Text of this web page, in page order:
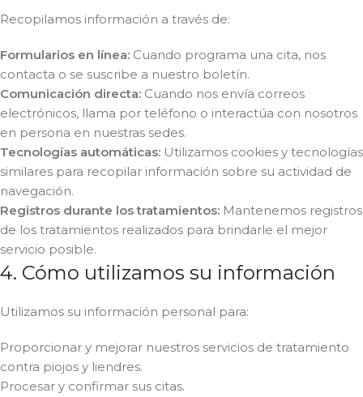
Recopilamos información a través de:
Formularios en línea: Cuando programa una cita, nos
contacta o se suscribe a nuestro boletín.
Comunicación directa: Cuando nos envía correos
electrónicos, llama por teléfono o interactúa con nosotros
en persona en nuestras sedes.
Tecnologías automáticas: Utilizamos cookies y tecnologías
similares para recopilar información sobre su actividad de
navegación.
Registros durante los tratamientos: Mantenemos registros
de los tratamientos realizados para brindarle el mejor
servicio posible.
4. Cómo utilizamos su información
Utilizamos su información personal para:
Proporcionar y mejorar nuestros servicios de tratamiento
contra piojos y liendres.
Procesar y confirmar sus citas.